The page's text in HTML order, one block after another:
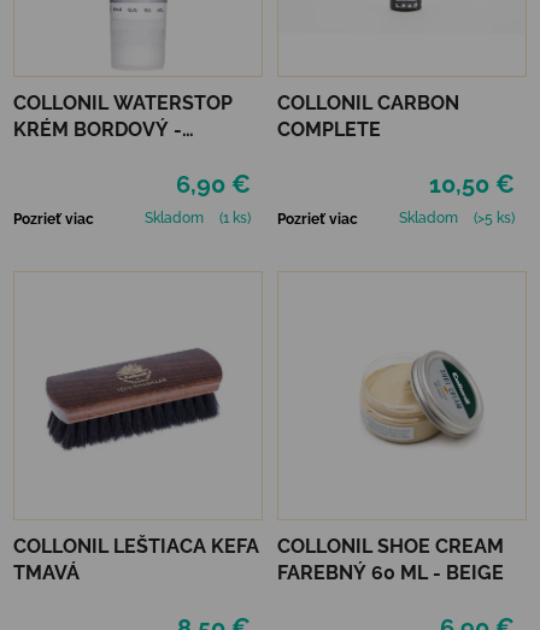
COLLONIL WATERSTOP
KRÉM BORDOVÝ -
6,90 €
Pozrieť viac Skladom (1 ks)
COLLONIL CARBON
COMPLETE
10,50 €
Pozrieť viac Skladom (>5 ks)
COLLONIL LEŠTIACA KEFA
TMAVÁ
COLLONIL SHOE CREAM
FAREBNÝ 60 ML - BEIGE